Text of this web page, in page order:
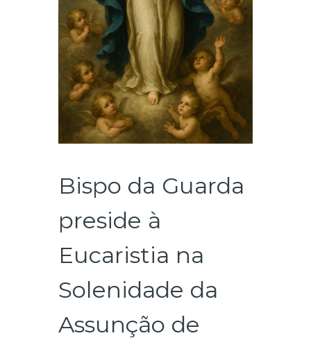
Bispo da Guarda
preside à
Eucaristia na
Solenidade da
Assunção de